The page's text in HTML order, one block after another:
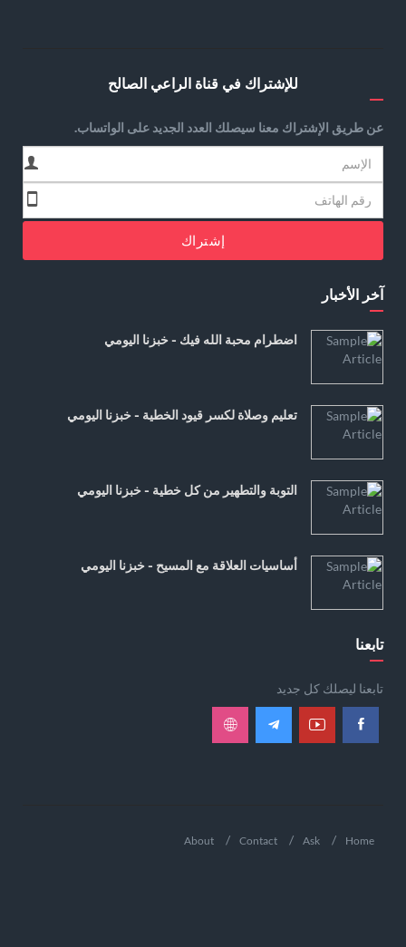
للإشتراك في قناة الراعي الصالح
عن طريق الإشتراك معنا سيصلك العدد الجديد على الواتساب.
إشتراك
آخر الأخبار
اضطرام محبة الله فيك - خبزنا اليومي
تعليم وصلاة لكسر قيود الخطية - خبزنا اليومي
التوبة والتطهير من كل خطية - خبزنا اليومي
أساسيات العلاقة مع المسيح - خبزنا اليومي
تابعنا
تابعنا ليصلك كل جديد
Home
Ask
Contact
About